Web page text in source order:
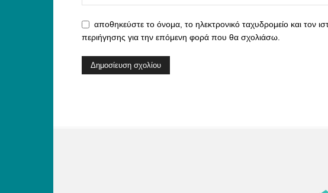
αποθηκεύστε το όνομα, το ηλεκτρονικό ταχυδρομείο και τον
περιήγησης για την επόμενη φορά που θα σχολιάσω.